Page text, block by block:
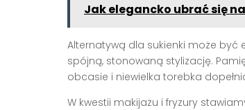
Jak elegancko ubrać się
Alternatywą dla sukienki może być
spójną, stonowaną stylizację.
obcasie i niewielka torebka
W kwestii makijażu i fryzury